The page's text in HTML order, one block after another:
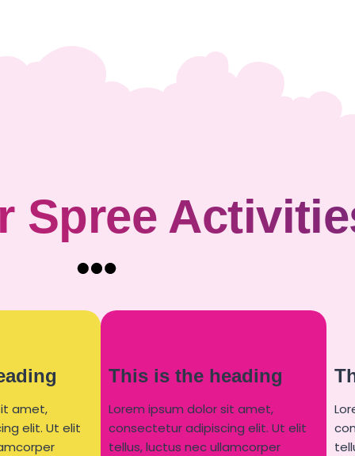
Spree
amet,
elit. Ut elit
This is the heading
Lorem ipsum dolor sit amet,
consectetur adipiscing elit. Ut elit
tellus, luctus nec ullamcorper